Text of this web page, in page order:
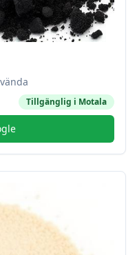
Tillgänglig i Motala